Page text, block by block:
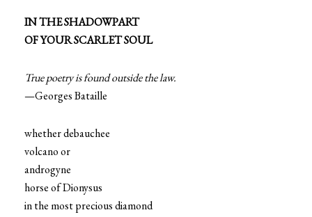
IN THE SHADOWPART
OF YOUR SCARLET SOUL
True poetry is found outside the law.
—Georges Bataille
whether debauchee
volcano or
androgyne
horse of Dionysus
in the most precious diamond